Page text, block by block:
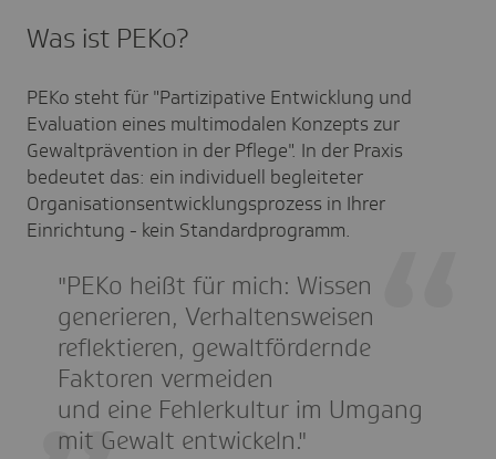
Was ist PEKo?
PEKo steht für "Partizipative Entwicklung und
Evaluation eines multimodalen Konzepts zur
Gewaltprävention in der Pflege". In der Praxis
bedeutet das: ein individuell begleiteter
Organisationsentwicklungsprozess in Ihrer
Einrichtung - kein Standardprogramm.
"PEKo heißt für mich: Wissen
generieren, Verhaltensweisen
reflektieren, gewaltfördernde
Faktoren vermeiden
und eine Fehlerkultur im Umgang
mit Gewalt entwickeln."